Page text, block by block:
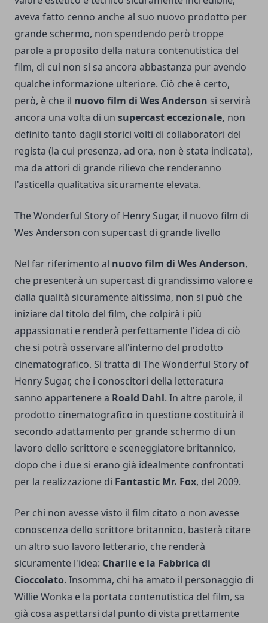
aveva fatto cenno anche al suo nuovo prodotto per
grande schermo, non spendendo però troppe
parole a proposito della natura contenutistica del
film, di cui non si sa ancora abbastanza pur avendo
qualche informazione ulteriore. Ciò che è certo,
però, è che il nuovo film di Wes Anderson si servirà
ancora una volta di un supercast eccezionale, non
definito tanto dagli storici volti di collaboratori del
regista (la cui presenza, ad ora, non è stata indicata),
ma da attori di grande rilievo che renderanno
l'asticella qualitativa sicuramente elevata.
The Wonderful Story of Henry Sugar, il nuovo film di
Wes Anderson con supercast di grande livello
Nel far riferimento al nuovo film di Wes Anderson,
che presenterà un supercast di grandissimo valore e
dalla qualità sicuramente altissima, non si può che
iniziare dal titolo del film, che colpirà i più
appassionati e renderà perfettamente l'idea di ciò
che si potrà osservare all'interno del prodotto
cinematografico. Si tratta di The Wonderful Story of
Henry Sugar, che i conoscitori della letteratura
sanno appartenere a Roald Dahl. In altre parole, il
prodotto cinematografico in questione costituirà il
secondo adattamento per grande schermo di un
lavoro dello scrittore e sceneggiatore britannico,
dopo che i due si erano già idealmente confrontati
per la realizzazione di Fantastic Mr. Fox, del 2009.
Per chi non avesse visto il film citato o non avesse
conoscenza dello scrittore britannico, basterà citare
un altro suo lavoro letterario, che renderà
sicuramente l'idea: Charlie e la Fabbrica di
Cioccolato. Insomma, chi ha amato il personaggio di
Willie Wonka e la portata contenutistica del film, sa
già cosa aspettarsi dal punto di vista prettamente